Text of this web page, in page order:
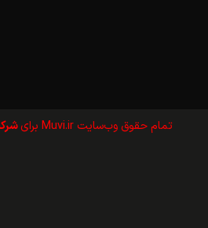
تمام حقوق وب‌سايت Muvi.ir برای